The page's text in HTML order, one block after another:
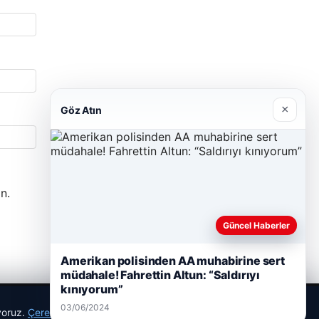
Çerez Politikamız
Göz Atın ×
Güncel Haberler
Amerikan polisinden AA muhabirine sert
müdahale! Fahrettin Altun: “Saldırıyı
kınıyorum”
03/06/2024